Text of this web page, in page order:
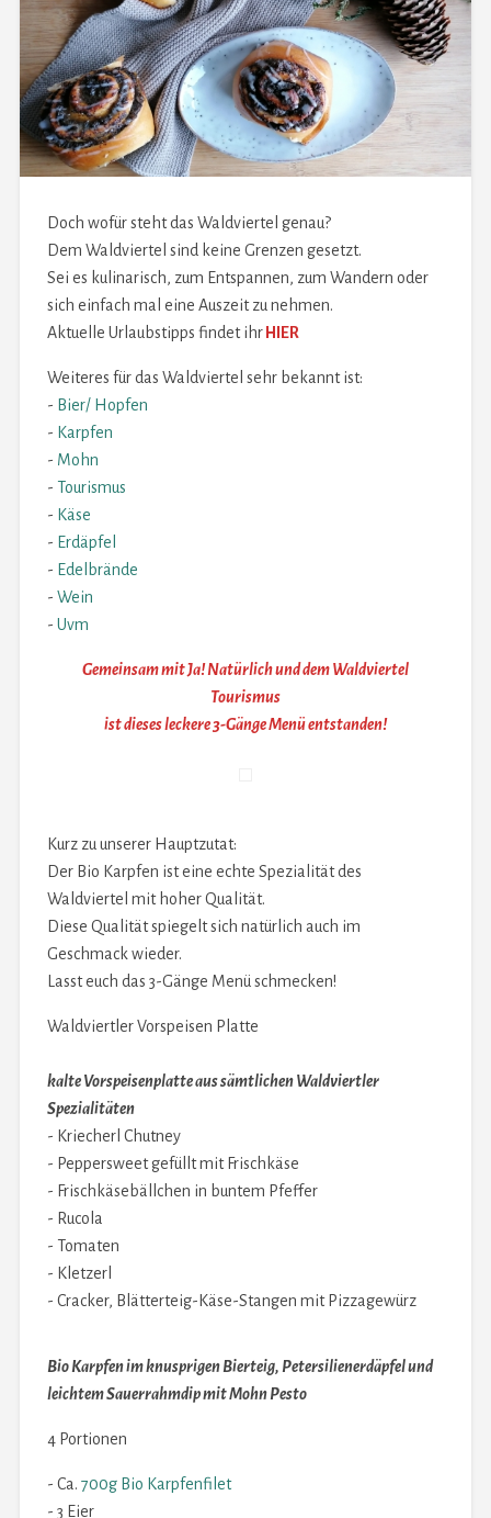
Doch wofür steht das Waldviertel genau?
Dem Waldviertel sind keine Grenzen gesetzt.
Sei es kulinarisch, zum Entspannen, zum Wandern oder
sich einfach mal eine Auszeit zu nehmen.
Aktuelle Urlaubstipps findet ihr HIER
Weiteres für das Waldviertel sehr bekannt ist:
- Bier/ Hopfen
- Karpfen
- Mohn
- Tourismus
- Käse
- Erdäpfel
- Edelbrände
- Wein
- Uvm
Gemeinsam mit Ja! Natürlich und dem Waldviertel
Tourismus
ist dieses leckere 3-Gänge Menü entstanden!
Kurz zu unserer Hauptzutat:
Der Bio Karpfen ist eine echte Spezialität des
Waldviertel mit hoher Qualität.
Diese Qualität spiegelt sich natürlich auch im
Geschmack wieder.
Lasst euch das 3-Gänge Menü schmecken!
Waldviertler Vorspeisen Platte
kalte Vorspeisenplatte aus sämtlichen Waldviertler
Spezialitäten
- Kriecherl Chutney
- Peppersweet gefüllt mit Frischkäse
- Frischkäsebällchen in buntem Pfeffer
- Rucola
- Tomaten
- Kletzerl
- Cracker, Blätterteig-Käse-Stangen mit Pizzagewürz
Bio Karpfen im knusprigen Bierteig, Petersilienerdäpfel und
leichtem Sauerrahmdip mit Mohn Pesto
4 Portionen
- Ca. 700g Bio Karpfenfilet
- 3 Eier